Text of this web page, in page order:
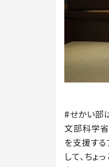
#せかい部
文部科学
を支援す
して、ち